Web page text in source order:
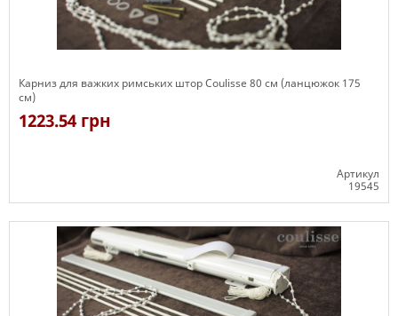
Карниз для важких римських штор Coulisse 80 см (ланцюжок 175
см)
1223.54 грн
Артикул
19545